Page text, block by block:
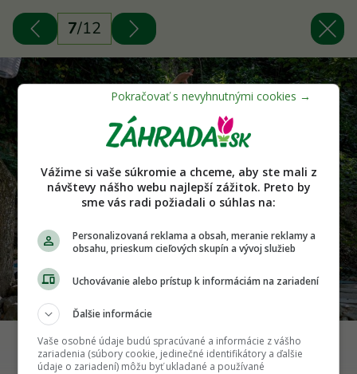
7/12
Zdroj: Národný Trust n.o.
Vážime si vaše súkromie a chceme, aby ste mali z
návštevy nášho webu najlepší zážitok. Preto by
sme vás radi požiadali o súhlas na:
Personalizovaná reklama a obsah, meranie reklamy a
obsahu, prieskum cieľových skupín a vývoj služieb
Uchovávanie alebo prístup k informáciám na zariadení
Ďalšie informácie
Vaše osobné údaje budú spracúvané a informácie z vášho
zariadenia (súbory cookie, jedinečné identifikátory a ďalšie
údaje o zariadení) môžu byť ukladané a používané